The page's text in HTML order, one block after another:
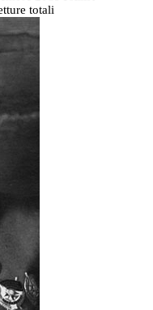
totali